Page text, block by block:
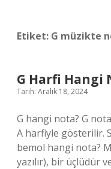
Etiket: G müzikte
G Harfi Hangi
Tarih: Aralık 18, 2024
G hangi nota? G
A harfiyle gösterilir.
bemol hangi nota?
yazılır), bir üçlüdür